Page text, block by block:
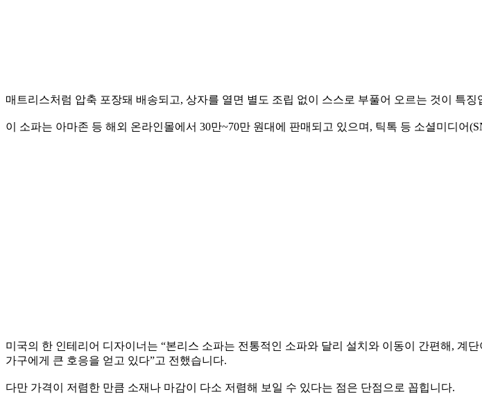
매트리스처럼 압축 포장돼 배송되고, 상자를 열면 별도 조립 없이 스스로 부풀어 오르는 것이 특징
이 소파는 아마존 등 해외 온라인몰에서 30만~70만 원대에 판매되고 있으며, 틱톡 등 소셜미디어
미국의 한 인테리어 디자이너는 “본리스 소파는 전통적인 소파와 달리 설치와 이동이 간편해, 계
가구에게 큰 호응을 얻고 있다”고 전했습니다.
다만 가격이 저렴한 만큼 소재나 마감이 다소 저렴해 보일 수 있다는 점은 단점으로 꼽힙니다.